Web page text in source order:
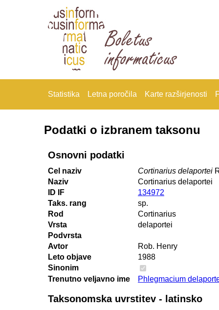
Statistika Letna poročila Karte razširjenosti
Podatki o izbranem taksonu
Osnovni podatki
Cel naziv Cortinarius delaportei
Naziv
Cortinarius delaportei
ID IF
134972
Taks. rang
sp.
Rod
Cortinarius
Vrsta
delaportei
Podvrsta
Avtor
Rob. Henry
Leto objave
1988
Sinonim
Trenutno veljavno ime
Phlegmacium
Taksonomska uvrstitev - latinsko